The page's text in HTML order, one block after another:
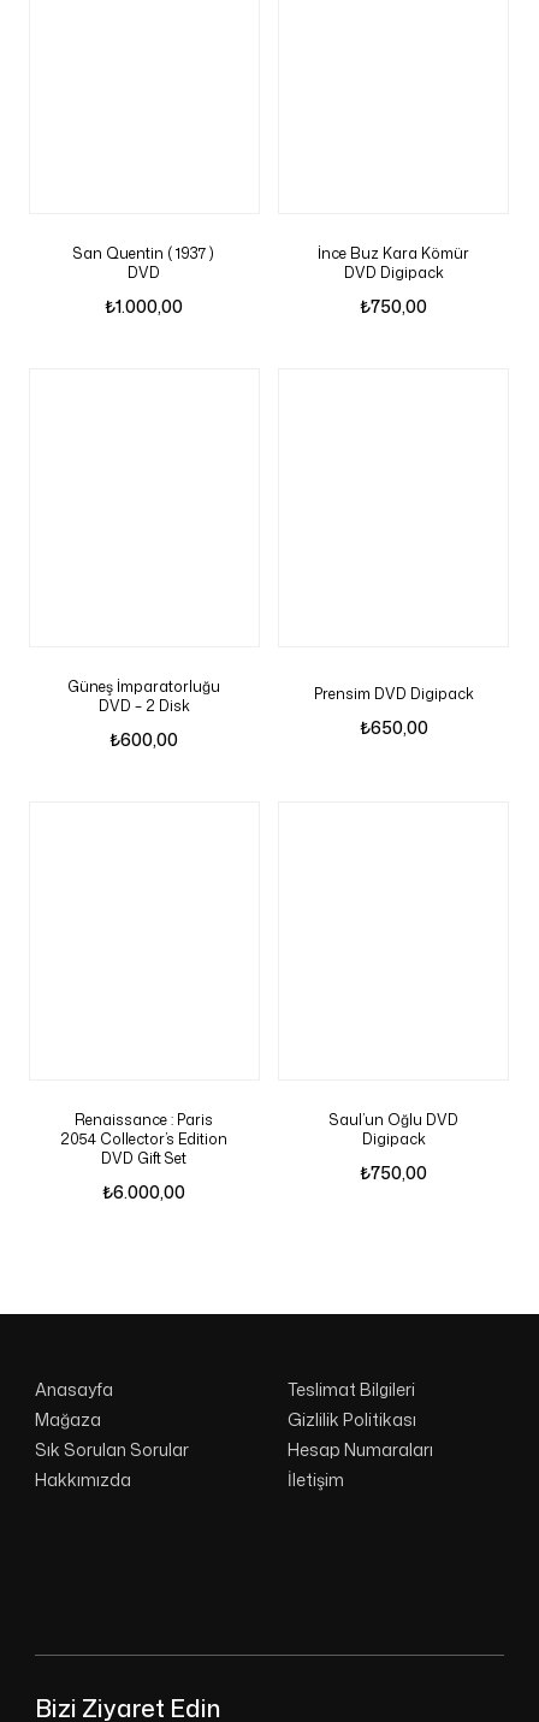
San Quentin ( 1937 )
DVD
₺1.000,00
İnce Buz Kara Kömür
DVD Digipack
₺750,00
Güneş İmparatorluğu
DVD – 2 Disk
₺600,00
Prensim DVD Digipack
₺650,00
Renaissance : Paris
2054 Collector’s Edition
DVD Gift Set
₺6.000,00
Saul’un Oğlu DVD
Digipack
₺750,00
Bizi Ziyaret Edin
Anasayfa
Mağaza
Sık Sorulan Sorular
Hakkımızda
Teslimat Bilgileri
Gizlilik Politikası
Hesap Numaraları
İletişim